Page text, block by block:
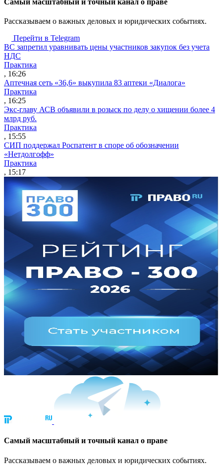
Рассказываем о важных деловых и юридических событиях.
Перейти в Telegram
ВС запретил уравнивать цены участников закупок без учета
НДС
Практика
, 16:26
Аптечная сеть «36,6» выкупила 83 аптеки «Диалога»
Практика
, 16:25
Экс-главу АСВ объявили в розыск по делу о хищении более 4
млрд руб.
Практика
, 15:55
СИП поддержал Роспатент в споре об обозначении
«Нетдолгофф»
Практика
, 15:17
Cамый масштабный и точный канал о праве
Рассказываем о важных деловых и юридических событиях.